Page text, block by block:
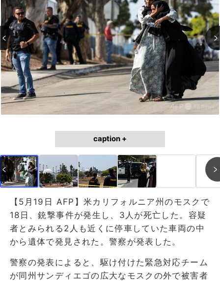
caption +
【5月19日 AFP】米カリフォルニア州のモスクで
18日、銃撃事件が発生し、3人が死亡した。容疑
者とみられる2人も近くに停車していた車両の中
から遺体で発見された。警察が発表した。
警察の発表によると、駆け付けた緊急対応チーム
が同州サンディエゴの広大なモスクの外で被害者